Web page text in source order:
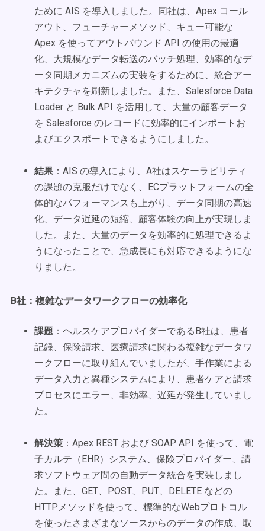
ために AIS を導入しました。同社は、Apex コール
アウト、フューチャーメソッド、キュー可能な
Apex を使ってアウトバウンド API の使用の最適
化、大規模なデータ転送のバッチ処理、効率的なデ
ータ同期メカニズムの実装をするために、統合アー
キテクチャを刷新しました。また、Salesforce Data
Loader と Bulk API を活用して、大量の顧客データ
を Salesforce のレコードに効率的にインポートお
よびエクスポートできるようにしました。
結果 ：AIS の導入により、A社はスケーラビリティ
の課題の克服だけでなく、ECプラットフォームの全
体的なパフォーマンスも上がり、データ同期の高速
化、データ遅延の短縮、顧客体験の向上が実現しま
した。また、大量のデータを効率的に処理できるよ
うになったことで、急成長にも対応できるようにな
りました。
B社：複雑なデータワークフローの効率化
課題 ：ヘルスケアプロバイダーであるB社は、患者
記録、保険請求、医療請求に関わる複雑なデータワ
ークフローに取り組んでいましたが、手作業による
データ入力と異種システムにより、患者ケアと請求
プロセスにエラー、非効率、遅延が発生していまし
た。
解決策 ：Apex REST および SOAP API を使って、電
子カルテ（EHR）システム、保険プロバイダー、請
求ソフトウェア間の自動データ統合を実装しまし
た。また、GET、POST、PUT、DELETE などの
HTTPメソッドを使って、標準的なWebプロトコル
を使ったさまざまなソースからのデータの作成、取